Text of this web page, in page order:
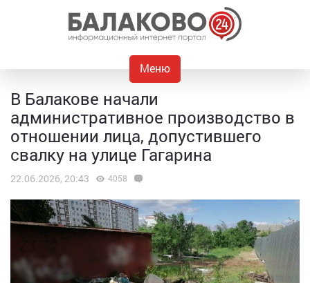
Меню
В Балакове начали
административное производство в
отношении лица, допустившего
свалку на улице Гагарина
22.06.2026, 20:43 4058